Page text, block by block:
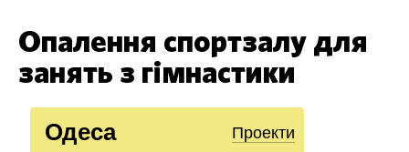
Опалення спортзалу для
занять з гімнастики
Одеса
Проекти
Вінниця
Замовити